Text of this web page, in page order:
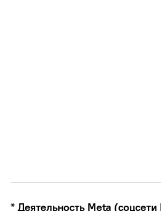
* Деятельность Meta